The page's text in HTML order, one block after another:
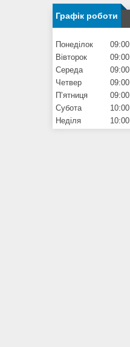
Графік роботи
Понеділок 09:00
Вівторок
09:00
Середа
09:00
Четвер
09:00
Пʼятниця
09:00
Субота
10:00
Неділя
10:00